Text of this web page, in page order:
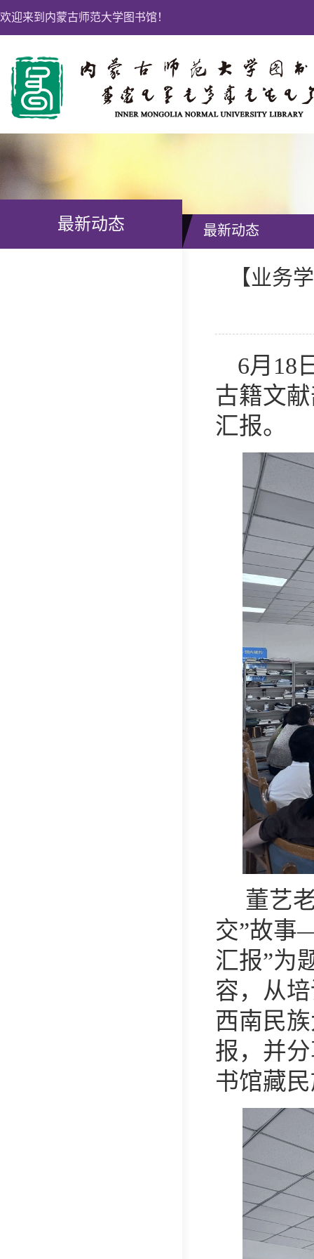
欢迎来到内蒙古师范大学图书馆！
最新动态 最新动态
【业务
6月18
古籍文
汇报。
董艺
交”故事
汇报”为
容，从
西南民
报，并
书馆藏